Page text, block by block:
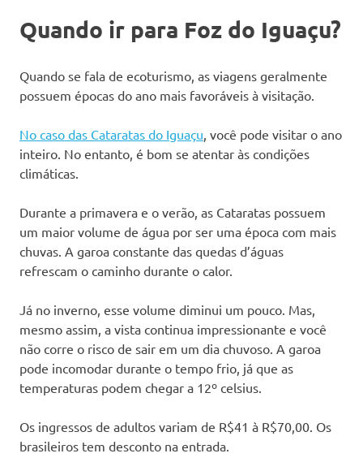
Quando ir para Foz do Iguaçu?
Quando se fala de ecoturismo, as viagens geralmente
possuem épocas do ano mais favoráveis à visitação.
No caso das Cataratas do Iguaçu , você pode visitar o ano
inteiro. No entanto, é bom se atentar às condições
climáticas.
Durante a primavera e o verão, as Cataratas possuem
um maior volume de água por ser uma época com mais
chuvas. A garoa constante das quedas d’águas
refrescam o caminho durante o calor.
Já no inverno, esse volume diminui um pouco. Mas,
mesmo assim, a vista continua impressionante e você
não corre o risco de sair em um dia chuvoso. A garoa
pode incomodar durante o tempo frio, já que as
temperaturas podem chegar a 12º celsius.
Os ingressos de adultos variam de R$41 à R$70,00. Os
brasileiros tem desconto na entrada.